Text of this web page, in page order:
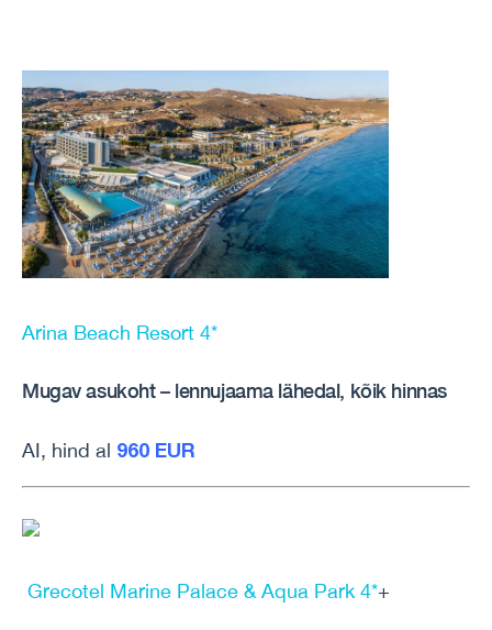
Arina Beach Resort 4*
Mugav asukoht – lennujaama lähedal, kõik hinnas
AI, hind al 960 EUR
Grecotel Marine Palace & Aqua Park 4*+